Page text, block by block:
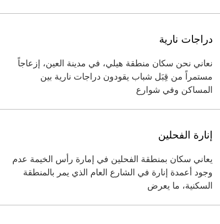
دراجات نارية
نعاني نحن سكان منطقة هيلي، في مدينة العين، إزعاجاً
مستمراً من قِبَل شباب يقودون دراجات نارية بين
المساكن وفي شوارع
إنارة الفحلين
يعاني سكان بمنطقة الفحلين في إمارة رأس الخيمة عدم
وجود أعمدة إنارة في الشارع العام الذي يمر بالمنطقة
السكنية، ما يعرض